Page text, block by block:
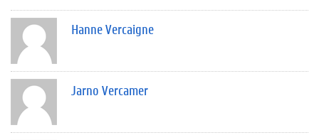
Hanne Vercaigne
Jarno Vercamer